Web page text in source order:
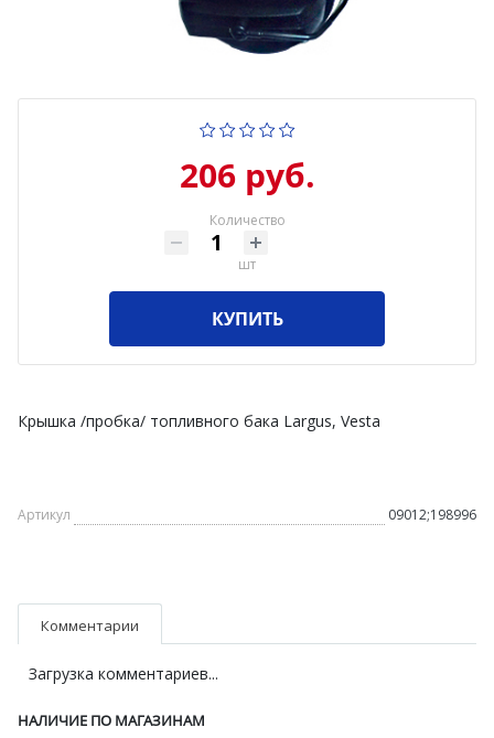
206 руб.
Количество
шт
КУПИТЬ
Крышка /пробка/ топливного бака Largus, Vesta
Артикул 09012;198996
Комментарии
Загрузка комментариев...
НАЛИЧИЕ ПО МАГАЗИНАМ